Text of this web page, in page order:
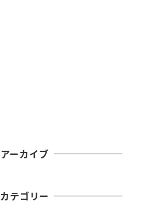
アーカイブ
カテゴリー